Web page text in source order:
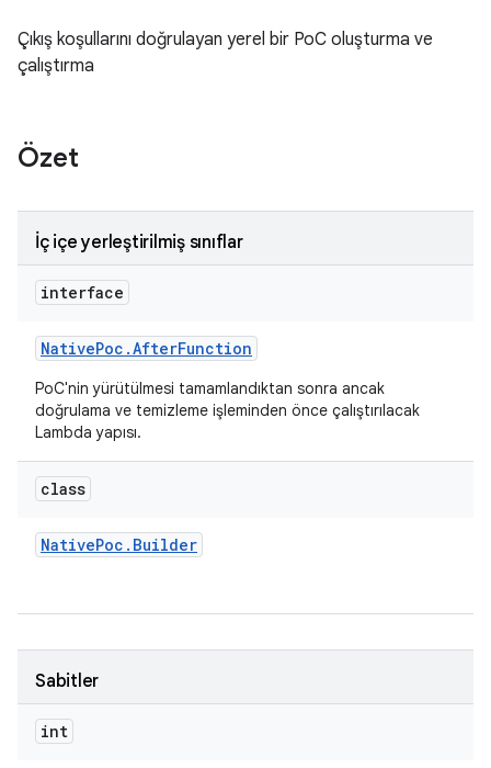
Çıkış koşullarını doğrulayan yerel bir PoC oluşturma ve
çalıştırma
Özet
İç içe yerleştirilmiş sınıflar
interface
NativePoc .AfterFunction
PoC'nin yürütülmesi tamamlandıktan sonra ancak
doğrulama ve temizleme işleminden önce çalıştırılacak
Lambda yapısı.
class
NativePoc . Builder
Sabitler
int